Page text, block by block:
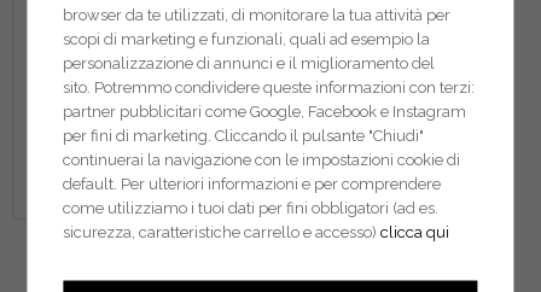
Arexons grasso bianco
browser da te utilizzati, di monitorare la tua attività per
scopi di marketing e funzionali, quali ad esempio la
personalizzazione di annunci e il miglioramento del
sito. Potremmo condividere queste informazioni con terzi:
partner pubblicitari come Google, Facebook e Instagram
per fini di marketing. Cliccando il pulsante "Chiudi"
continuerai la navigazione con le impostazioni cookie di
default. Per ulteriori informazioni e per comprendere
come utilizziamo i tuoi dati per fini obbligatori (ad es.
sicurezza, caratteristiche carrello e accesso)clicca qui